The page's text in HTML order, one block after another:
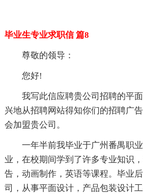
毕业生专业求职信 篇8
尊敬的领导：
您好!
我写此信应聘贵公司招聘的平
兴地从招聘网站得知你们的招聘广
会加盟贵公司。
一年半前我毕业于广州番禺职
业，在校期间学到了许多专业知识
告，动画制作，英语等课程。毕业
司，从事平面设计，产品包装设计